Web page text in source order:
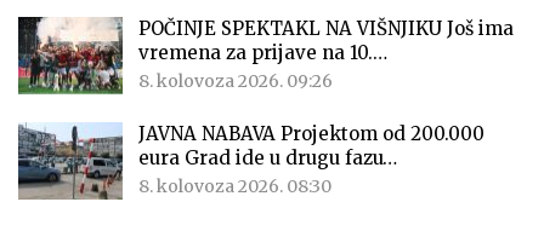
POČINJE SPEKTAKL NA VIŠNJIKU Još ima
vremena za prijave na 10.…
8. kolovoza 2026. 09:26
JAVNA NABAVA Projektom od 200.000
eura Grad ide u drugu fazu…
8. kolovoza 2026. 08:30